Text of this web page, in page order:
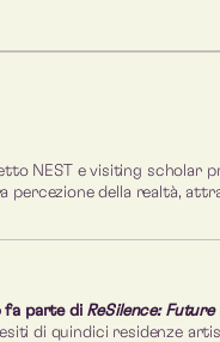
NEST e visiting scholar
della realtà,
fa parte di ReSilence:
di quindici residenze